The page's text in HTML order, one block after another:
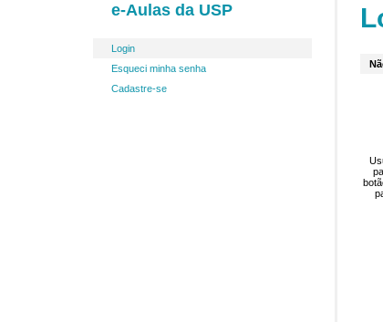
e-Aulas da USP
Login
Esqueci minha senha
Cadastre-se